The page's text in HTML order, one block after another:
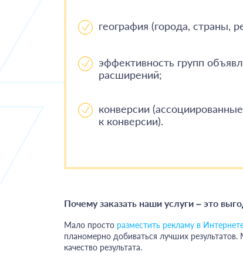
география (города, страны,
эффективность групп
расширений;
конверсии
к конверсии).
Почему заказать наши услуги – это
Мало просто разместить рекламу в
планомерно добиваться лучших
качество результата.